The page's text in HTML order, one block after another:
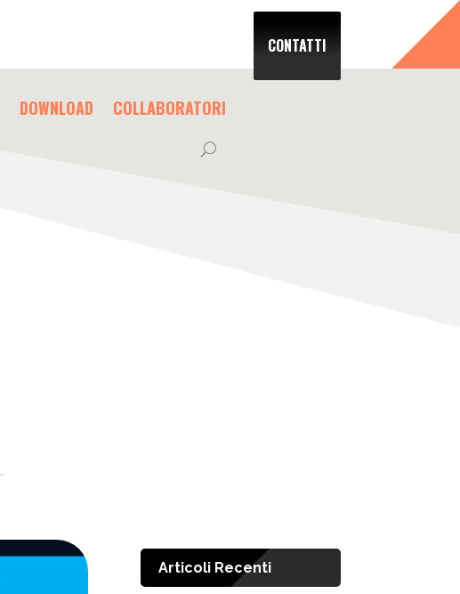
DOWNLOAD COLLABORATORI
CONTATTI
Articoli Recenti